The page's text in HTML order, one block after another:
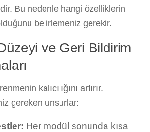
Bu nedenle hangi özelliklerin
belirlemeniz gerekir.
ve Geri Bildirim
kalıcılığını artırır.
gereken unsurlar:
Her modül sonunda kısa